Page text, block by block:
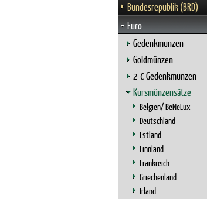
Bundesrepublik (BRD)
Euro
Gedenkmünzen
Goldmünzen
2 € Gedenkmünzen
Kursmünzensätze
Belgien/ BeNeLux
Deutschland
Estland
Finnland
Frankreich
Griechenland
Irland